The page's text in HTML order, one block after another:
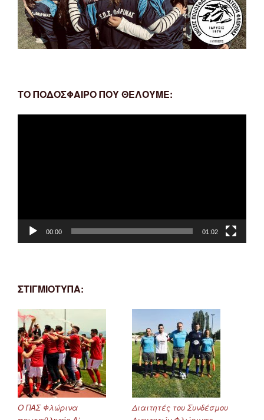
ΤΟ ΠΟΔΟΣΦΑΙΡΟ ΠΟΥ ΘΕΛΟΥΜΕ:
00:00 01:02
ΣΤΙΓΜΙΟΤΥΠΑ:
Ο ΠΑΣ Φλώρινα
Διαιτητές του Συνδέσμου